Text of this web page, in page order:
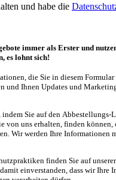
und habe die
immer als Erster und
es lohnt sich!
die Sie in diesem Formular
und Ihnen Updates und
Sie auf den
von uns erhalten, finden können,
Wir werden Ihre Informationen
finden Sie auf
einverstanden, dass wir Ihre